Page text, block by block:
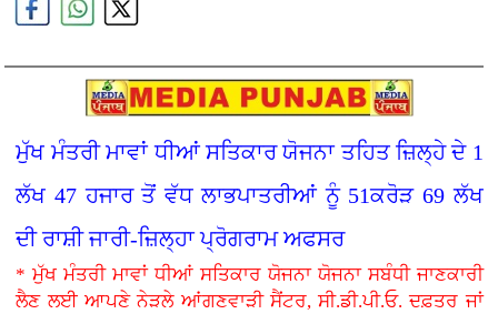
ਮੁੱਖ ਮੰਤਰੀ ਮਾਵਾਂ ਧੀਆਂ ਸਤਿਕਾਰ ਯੋਜਨਾ ਤਹਿਤ ਜ਼ਿਲ੍ਹੇ ਦੇ 1
ਲੱਖ 47 ਹਜਾਰ ਤੋਂ ਵੱਧ ਲਾਭਪਾਤਰੀਆਂ ਨੂੰ 51ਕਰੋੜ 69 ਲੱਖ
ਦੀ ਰਾਸ਼ੀ ਜਾਰੀ-ਜ਼ਿਲ੍ਹਾ ਪ੍ਰੋਗਰਾਮ ਅਫਸਰ
* ਮੁੱਖ ਮੰਤਰੀ ਮਾਵਾਂ ਧੀਆਂ ਸਤਿਕਾਰ ਯੋਜਨਾ ਯੋਜਨਾ ਸਬੰਧੀ ਜਾਣਕਾਰੀ
ਲੈਣ ਲਈ ਆਪਣੇ ਨੇੜਲੇ ਆਂਗਣਵਾੜੀ ਸੈਂਟਰ, ਸੀ.ਡੀ.ਪੀ.ਓ. ਦਫ਼ਤਰ ਜਾਂ